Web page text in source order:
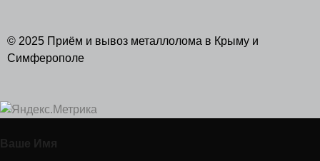
© 2025 Приём и вывоз металлолома в Крыму и
Симферополе
Ваше Имя